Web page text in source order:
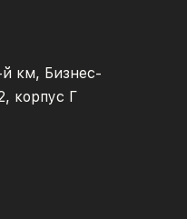
км, Бизнес-
корпус Г